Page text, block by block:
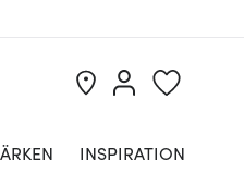
INSPIRATION